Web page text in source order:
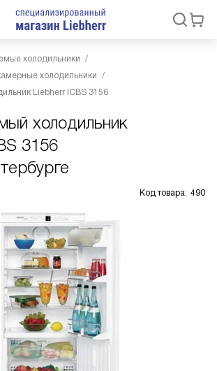
холодильники
холодильники
Liebherr ICBS 3156
холодильник
3156
Код товара: 490